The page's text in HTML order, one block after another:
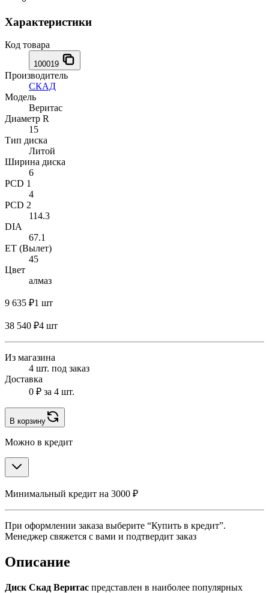
Характеристики
Код товара
100019
Производитель
СКАД
Модель
Веритас
Диаметр R
15
Тип диска
Литой
Ширина диска
6
PCD 1
4
PCD 2
114.3
DIA
67.1
ET (Вылет)
45
Цвет
алмаз
9 635 ₽1 шт
38 540 ₽4 шт
Из магазина
4 шт. под заказ
Доставка
0 ₽ за 4 шт.
В корзину
Можно в кредит
Минимальный кредит на 3000 ₽
При оформлении заказа выберите “Купить в кредит”.
Менеджер свяжется с вами и подтвердит заказ
Описание
Диск Скад Веритас представлен в наиболее популярных